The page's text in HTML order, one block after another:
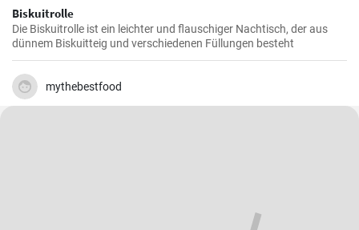
Biskuitrolle
Die Biskuitrolle ist ein leichter und flauschiger Nachtisch, der aus
dünnem Biskuitteig und verschiedenen Füllungen besteht
mythebestfood